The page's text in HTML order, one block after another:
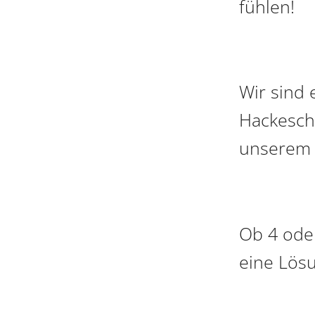
fühlen!
Wir sind
Ob 4
eine